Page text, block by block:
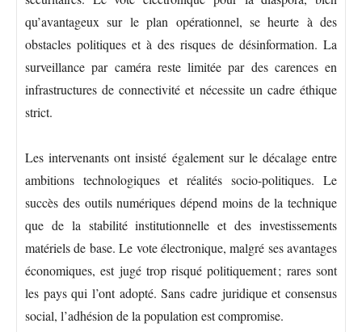
qu’avantageux sur le plan opérationnel, se heurte à des
obstacles politiques et à des risques de désinformation. La
surveillance par caméra reste limitée par des carences en
infrastructures de connectivité et nécessite un cadre éthique
strict.
Les intervenants ont insisté également sur le décalage entre
ambitions technologiques et réalités socio-politiques. Le
succès des outils numériques dépend moins de la technique
que de la stabilité institutionnelle et des investissements
matériels de base. Le vote électronique, malgré ses avantages
économiques, est jugé trop risqué politiquement ; rares sont
les pays qui l’ont adopté. Sans cadre juridique et consensus
social, l’adhésion de la population est compromise.